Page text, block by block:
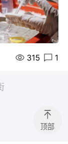
315 1
顶部